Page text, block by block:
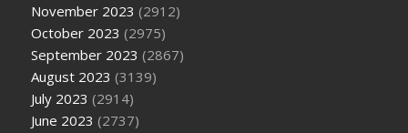
November 2023 (2912)
October 2023 (2975)
September 2023 (2867)
August 2023 (3139)
July 2023 (2914)
June 2023 (2737)